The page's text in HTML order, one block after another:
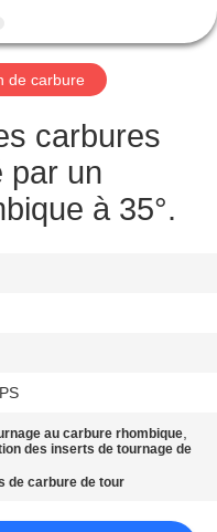
de carbure
carbures
par un
à 35°.
au carbure rhombique,
des inserts de tournage de
de carbure de tour